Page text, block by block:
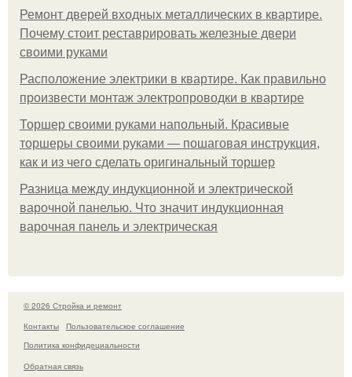
Ремонт дверей входных металлических в квартире.
Почему стоит реставрировать железные двери
своими руками
Расположение электрики в квартире. Как правильно
произвести монтаж электропроводки в квартире
Торшер своими руками напольный. Красивые
торшеры своими руками — пошаговая инструкция,
как и из чего сделать оригинальный торшер
Разница между индукционной и электрической
варочной панелью. Что значит индукционная
варочная панель и электрическая
© 2026 Стройка и ремонт
Контакты
Пользовательское соглашение
Политика конфидециальности
Обратная связь